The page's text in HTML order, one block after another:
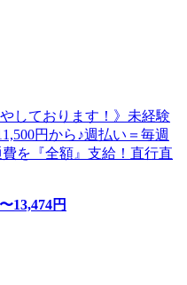
しております！》未経験
円から♪週払い＝毎週
を『全額』支給！直行直
13,474円